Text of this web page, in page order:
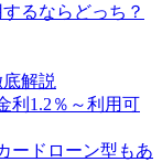
るならどっち？
解説
利1.2％～利用可
ードローン型もあ